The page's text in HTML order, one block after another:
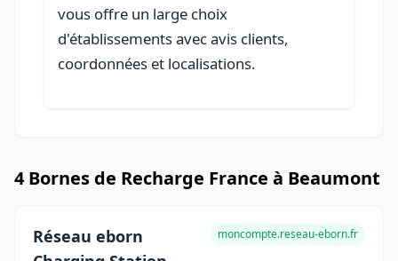
vous offre un large choix
d'établissements avec avis clients,
coordonnées et localisations.
4 Bornes de Recharge France à Beaumont
Réseau eborn
moncompte.reseau-eborn.fr